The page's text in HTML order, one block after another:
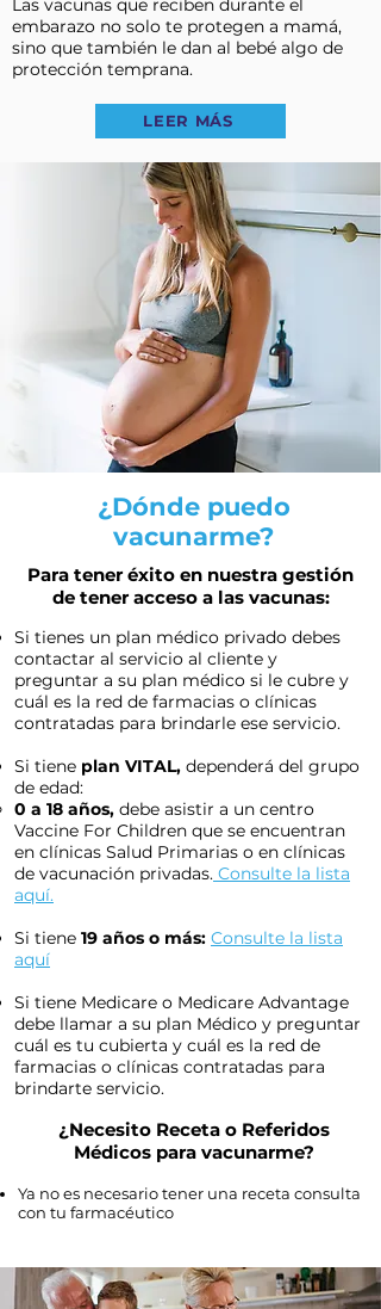
Las vacunas que reciben durante el
embarazo no solo te protegen a mamá,
sino que también le dan al bebé algo de
protección temprana.
LEER MÁS
¿Dónde puedo
vacunarme?
Para tener éxito en nuestra gestión
de tener acceso a las vacunas:
Si tienes un plan médico privado debes
contactar al servicio al cliente y
preguntar a su plan médico si le cubre y
cuál es la red de farmacias o clínicas
contratadas para brindarle ese servicio.
Si tiene plan VITAL, dependerá del grupo
de edad:
0 a 18 años, debe asistir a un centro
Vaccine For Children que se encuentran
en clínicas Salud Primarias o en clínicas
de vacunación privadas. Consulte la lista
aquí.
Si tiene 19 años o más: Consulte la lista
aquí
Si tiene Medicare o Medicare Advantage
debe llamar a su plan Médico y preguntar
cuál es tu cubierta y cuál es la red de
farmacias o clínicas contratadas para
brindarte servicio.
¿Necesito Receta o Referidos
Médicos para vacunarme?
Ya no es necesario tener una receta consulta
con tu farmacéutico